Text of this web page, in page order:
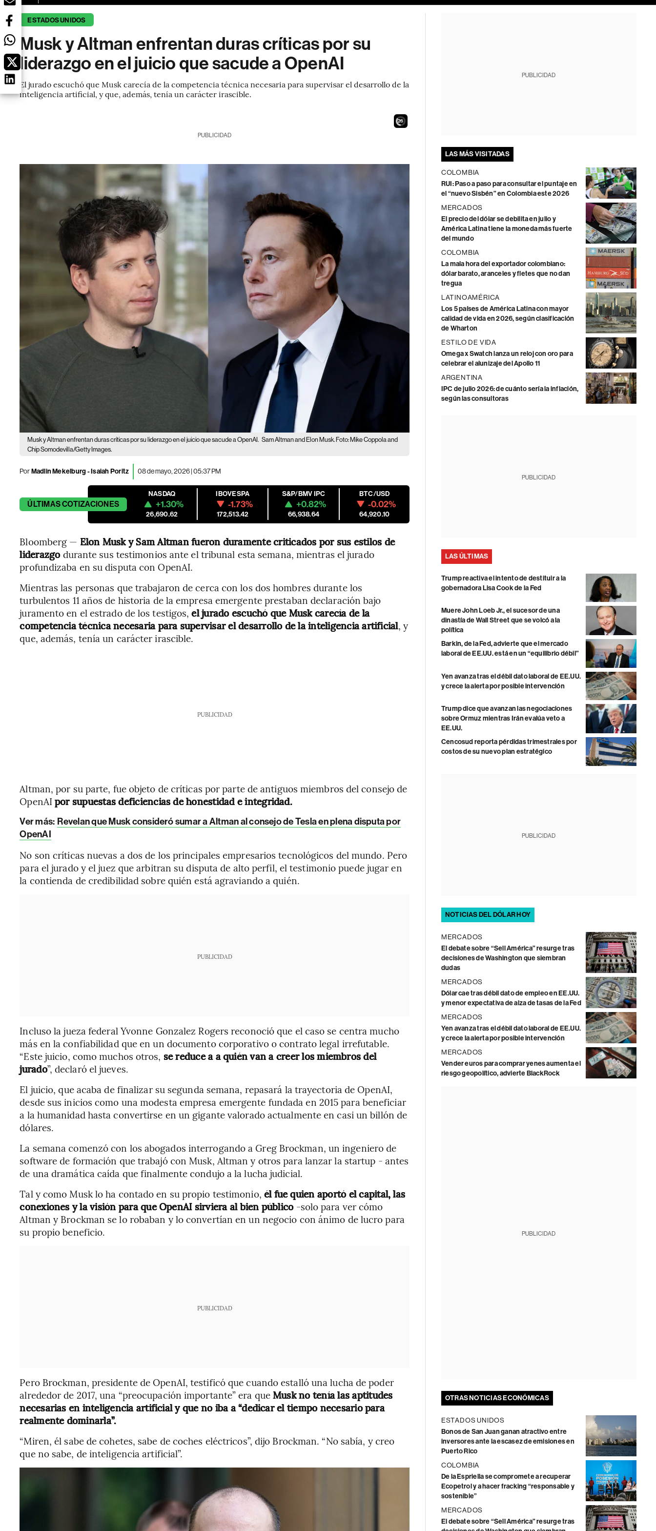
ESTADOS UNIDOS
Musk y Altman enfrentan duras críticas por su
liderazgo en el juicio que sacude a OpenAI
El jurado escuchó que Musk carecía de la competencia técnica necesaria para supervisar el desarrollo de la
inteligencia artificial, y que, además, tenía un carácter irascible.
24
PUBLICIDAD
Musk y Altman enfrentan duras críticas por su liderazgo en el juicio que sacude a OpenAI. Sam Altman and Elon Musk. Foto: Mike Coppola and
Chip Somodevilla/Getty Images.
PorMadlin Mekelburg - Isaiah Poritz 08 de mayo, 2026 | 05:37 PM
ÚLTIMASCOTIZACIONES
NASDAQ
+1.30%
26,690.62
IBOVESPA
-1.73%
172,513.42
S&P/BMV IPC
+0.82%
66,938.64
BTC/USD
-0.02%
64,920.10
Bloomberg — Elon Musk y Sam Altman fueron duramente criticados por sus estilos de
liderazgodurante sus testimonios ante el tribunal esta semana, mientras el jurado
profundizaba en su disputa con OpenAI.
Mientras las personas que trabajaron de cerca con los dos hombres durante los
turbulentos 11 años de historia de la empresa emergente prestaban declaración bajo
juramento en el estrado de los testigos,el jurado escuchó que Musk carecía de la
competencia técnica necesaria para supervisar el desarrollo de la inteligencia artificial, y
que, además, tenía un carácter irascible.
PUBLICIDAD
Altman, por su parte, fue objeto de críticas por parte de antiguos miembros del consejo de
OpenAIpor supuestas deficiencias de honestidad e integridad.
Ver más: Revelan que Musk consideró sumar a Altman al consejo de Tesla en plena disputa por
OpenAI
No son críticas nuevas a dos de los principales empresarios tecnológicos del mundo. Pero
para el jurado y el juez que arbitran su disputa de alto perfil, el testimonio puede jugar en
la contienda de credibilidad sobre quién está agraviando a quién.
PUBLICIDAD
Incluso la jueza federal Yvonne Gonzalez Rogers reconoció que el caso se centra mucho
más en la confiabilidad que en un documento corporativo o contrato legal irrefutable.
“Este juicio, como muchos otros, se reduce a a quién van a creer los miembros del
jurado”, declaró el jueves.
El juicio, que acaba de finalizar su segunda semana, repasará la trayectoria de OpenAI,
desde sus inicios como una modesta empresa emergente fundada en 2015 para beneficiar
a la humanidad hasta convertirse en un gigante valorado actualmente en casi un billón de
dólares.
La semana comenzó con los abogados interrogando a Greg Brockman, un ingeniero de
software de formación que trabajó con Musk, Altman y otros para lanzar la startup - antes
de una dramática caída que finalmente condujo a la lucha judicial.
Tal y como Musk lo ha contado en su propio testimonio, él fue quien aportó el capital, las
conexiones y la visión para que OpenAI sirviera al bien público-solo para ver cómo
Altman y Brockman se lo robaban y lo convertían en un negocio con ánimo de lucro para
su propio beneficio.
PUBLICIDAD
Pero Brockman, presidente de OpenAI, testificó que cuando estalló una lucha de poder
alrededor de 2017, una “preocupación importante” era queMusk no tenía las aptitudes
necesarias en inteligencia artificial y que no iba a “dedicar el tiempo necesario para
realmente dominarla”.
“Miren, él sabe de cohetes, sabe de coches eléctricos”, dijo Brockman. “No sabía, y creo
que no sabe, de inteligencia artificial”.
PUBLICIDAD
LAS MÁS VISITADAS
COLOMBIA
RUI: Paso a paso para consultar el puntaje en
el “nuevo Sisbén” en Colombia este 2026
MERCADOS
El precio del dólar se debilita en julio y
América Latina tiene la moneda más fuerte
del mundo
COLOMBIA
La mala hora del exportador colombiano:
dólar barato, aranceles y fletes que no dan
tregua
LATINOAMÉRICA
Los 5 países de América Latina con mayor
calidad de vida en 2026, según clasificación
de Wharton
ESTILO DE VIDA
Omega x Swatch lanza un reloj con oro para
celebrar el alunizaje del Apollo 11
ARGENTINA
IPC de julio 2026: de cuánto sería la inflación,
según las consultoras
PUBLICIDAD
LAS ÚLTIMAS
Trump reactiva el intento de destituir a la
gobernadora Lisa Cook de la Fed
Muere John Loeb Jr., el sucesor de una
dinastía de Wall Street que se volcó a la
política
Barkin, de la Fed, advierte que el mercado
laboral de EE.UU. está en un “equilibrio débil”
Yen avanza tras el débil dato laboral de EE.UU.
y crece la alerta por posible intervención
Trump dice que avanzan las negociaciones
sobre Ormuz mientras Irán evalúa veto a
EE.UU.
Cencosud reporta pérdidas trimestrales por
costos de su nuevo plan estratégico
PUBLICIDAD
NOTICIAS DEL DÓLAR HOY
MERCADOS
El debate sobre “Sell América” resurge tras
decisiones de Washington que siembran
dudas
MERCADOS
Dólar cae tras débil dato de empleo en EE.UU.
y menor expectativa de alza de tasas de la Fed
MERCADOS
Yen avanza tras el débil dato laboral de EE.UU.
y crece la alerta por posible intervención
MERCADOS
Vender euros para comprar yenes aumenta el
riesgo geopolítico, advierte BlackRock
PUBLICIDAD
OTRAS NOTICIAS ECONÓMICAS
ESTADOS UNIDOS
Bonos de San Juan ganan atractivo entre
inversores ante la escasez de emisiones en
Puerto Rico
COLOMBIA
De la Espriella se compromete a recuperar
Ecopetrol y a hacer fracking “responsable y
sostenible”
MERCADOS
El debate sobre “Sell América” resurge tras